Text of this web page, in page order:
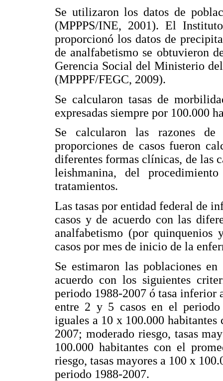
Se utilizaron los datos de
(MPPPS/INE, 2001). El
proporcionó los datos de
de analfabetismo se obtuvieron
Gerencia Social del Ministerio
(MPPPF/FEGC, 2009).
Se calcularon tasas de
expresadas siempre por 100.000
Se calcularon las razones
proporciones de casos fueron
diferentes formas clínicas, de las
leishmanina, del
tratamientos.
Las tasas por entidad federal de
casos y de acuerdo con las
analfabetismo (por
casos por mes de inicio de la
Se estimaron las poblaciones
acuerdo con los siguientes
periodo 1988-2007 ó tasa inferior
entre 2 y 5 casos en el periodo
iguales a 10 x 100.000
2007; moderado riesgo, tasas
100.000 habitantes con el
riesgo, tasas mayores a 100 x
periodo 1988-2007.